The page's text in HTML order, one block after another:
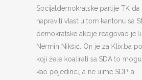
Socijaldemokratske partije TK da
napraviti vlast u tom kantonu sa
demokratske akcije reagovao je
Nermin Nikšić. On je za Klix.ba
koji žele koalirati sa SDA to
kao pojedinci, a ne uime SDP-a.